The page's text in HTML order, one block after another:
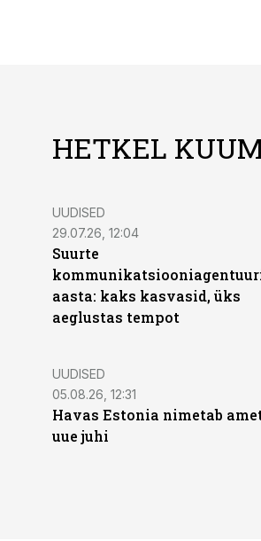
HETKEL
UUDISED
29.07.26, 12:04
Suurte
aasta: kaks kasvasid, üks
aeglustas tempot
UUDISED
05.08.26, 12:31
Havas Estonia nimetab
uue juhi